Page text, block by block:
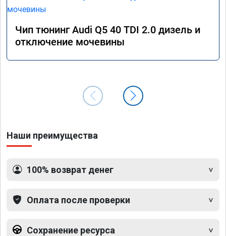
Чип тюнинг Audi Q5 40 TDI 2.0 дизель и
отключение мочевины
Наши преимущества
100% возврат денег
Оплата после проверки
Сохранение ресурса